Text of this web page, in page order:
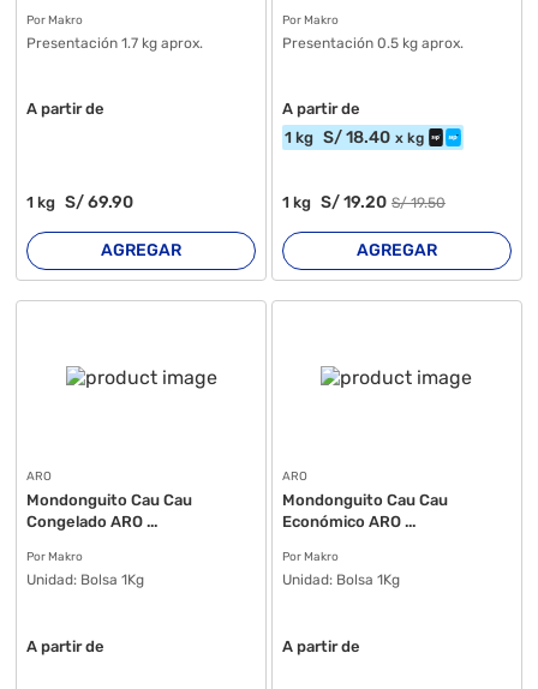
Por Makro
Presentación 1.7 kg aprox.
A partir de
1kg S/69.90
AGREGAR
Por Makro
Presentación 0.5 kg aprox.
A partir de
1 kg S/18.40 x kg
1 kg S/19.20 S/19.50
AGREGAR
ARO
Mondonguito Cau Cau
Congelado ARO ...
Por Makro
Unidad: Bolsa 1Kg
A partir de
ARO
Mondonguito Cau Cau
Económico ARO ...
Por Makro
Unidad: Bolsa 1Kg
A partir de